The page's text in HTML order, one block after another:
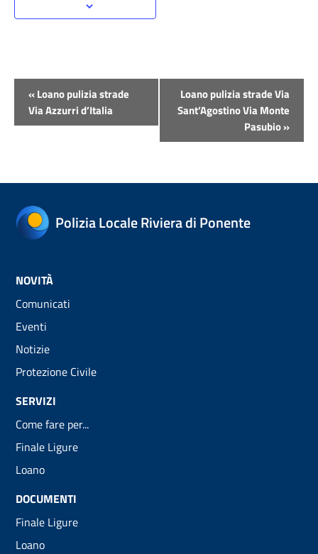
Evento
Navigazione
«Loano pulizia strade
Via Azzurri d’Italia
Loano pulizia strade Via
Sant’Agostino Via Monte
Pasubio»
Polizia Locale Riviera di Ponente
NOVITÀ
Comunicati
Eventi
Notizie
Protezione Civile
SERVIZI
Come fare per...
Finale Ligure
Loano
DOCUMENTI
Finale Ligure
Loano